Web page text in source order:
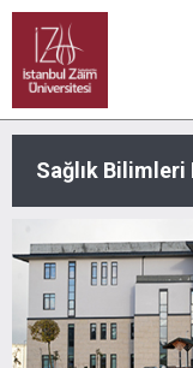
Sağlık Bilimleri